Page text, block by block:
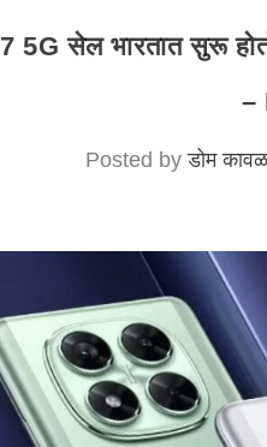
5G सेल भारतात सुरू
–
Posted byडोम